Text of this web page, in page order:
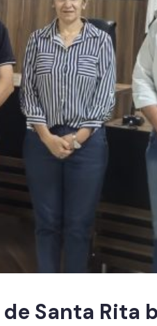
Santa Rita